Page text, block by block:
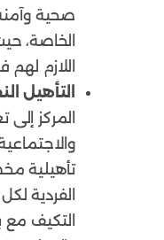
صحية
الخاصة،
اللازم
التأهيل
المركز إلى
تأهيلية
الفردية
التكيف مع